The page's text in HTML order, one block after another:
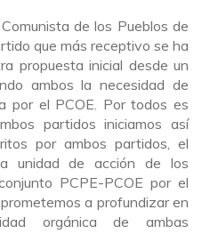
de los Pueblos de
que más receptivo se ha
propuesta inicial desde un
ambos la necesidad de
por el PCOE. Por todos es
partidos iniciamos así
por ambos partidos, el
unidad de acción de los
PCPE-PCOE por el
a profundizar en
orgánica de ambas